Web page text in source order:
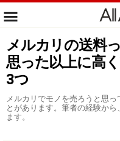
メルカリの送料
思った以上に高
3つ
メルカリでモノを売ろうと思
とがあります。筆者の経験か
ます。